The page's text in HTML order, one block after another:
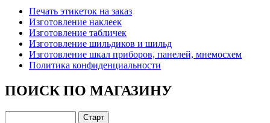
Печать этикеток на заказ
Изготовление наклеек
Изготовление табличек
Изготовление шильдиков и шильд
Изготовление шкал приборов, панелей, мнемосхем
Политика конфиденциальности
ПОИСК ПО МАГАЗИНУ